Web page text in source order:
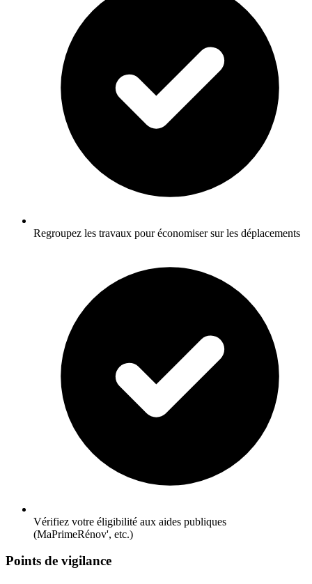
Regroupez les travaux pour économiser sur les déplacements
Vérifiez votre éligibilité aux aides publiques
(MaPrimeRénov', etc.)
Points de vigilance